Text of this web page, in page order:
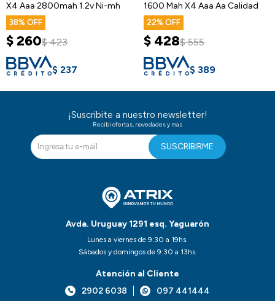
X4 Aaa 2800mah 1.2v Ni-mh
38
$260$ 423
$ 237
1600 Mah X4 Aaa Aa Calidad
22
$ 428$ 555
$ 389
Avda. Uruguay 1291 esq. Yaguarón
Lunes a viernes de 9:30 a 19hs.
Sábados y domingos de 9:30 a 13hs.
Atención al Cliente
2902 6038
097 441444
¡Suscribite a nuestro newsletter!
Recibi ofertas, novedades y mas
SUSCRIBIRME